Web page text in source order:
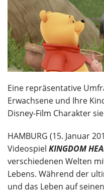
Eine repräsentative
Erwachsene und Ihre
Disney-Film Charakter
HAMBURG (15. Januar
Videospiel KINGDOM
verschiedenen Welten
Lebens. Während der
und das Leben auf